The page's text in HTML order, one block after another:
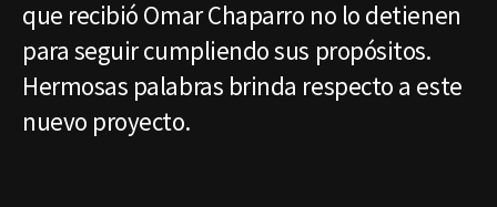
que recibió Omar Chaparro no lo detienen
para seguir cumpliendo sus propósitos.
Hermosas palabras brinda respecto a este
nuevo proyecto.